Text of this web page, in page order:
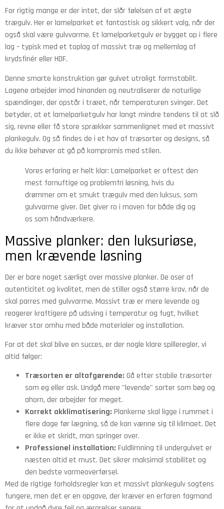
For rigtig mange er der intet, der slår følelsen af et ægte
trægulv. Her er lamelparket et fantastisk og sikkert valg, når der
også skal være gulvvarme. Et lamelparketgulv er bygget op i flere
lag – typisk med et toplag af massivt træ og mellemlag af
krydsfinér eller HDF.
Denne smarte konstruktion gør gulvet utroligt formstabilt.
Lagene arbejder imod hinanden og neutraliserer de naturlige
spændinger, der opstår i træet, når temperaturen svinger. Det
betyder, at et lamelparketgulv har langt mindre tendens til at slå
sig, revne eller få store sprækker sammenlignet med et massivt
plankegulv. Og så findes de i et hav af træsorter og designs, så
du ikke behøver at gå på kompromis med stilen.
Vores erfaring er helt klar: Lamelparket er oftest den
mest fornuftige og problemfri løsning, hvis du
drømmer om et smukt trægulv med den luksus, som
gulvvarme giver. Det giver ro i maven for både dig og
os som håndværkere.
Massive planker: den luksuriøse,
men krævende løsning
Der er bare noget særligt over massive planker. De oser af
autenticitet og kvalitet, men de stiller også større krav, når de
skal parres med gulvvarme. Massivt træ er mere levende og
reagerer kraftigere på udsving i temperatur og fugt, hvilket
kræver stor omhu med både materialer og installation.
For at det skal blive en succes, er der nogle klare spilleregler, vi
altid følger:
Træsorten er altafgørende: Gå efter stabile træsorter
som eg eller ask. Undgå mere "levende" sorter som bøg og
ahorn, der arbejder for meget.
Korrekt akklimatisering: Plankerne skal ligge i rummet i
flere dage før lægning, så de kan vænne sig til klimaet. Det
er ikke et skridt, man springer over.
Professionel installation: Fuldlimning til undergulvet er
næsten altid et must. Det sikrer maksimal stabilitet og
den bedste varmeoverførsel.
Med de rigtige forholdsregler kan et massivt plankegulv sagtens
fungere, men det er en opgave, der kræver en erfaren fagmand